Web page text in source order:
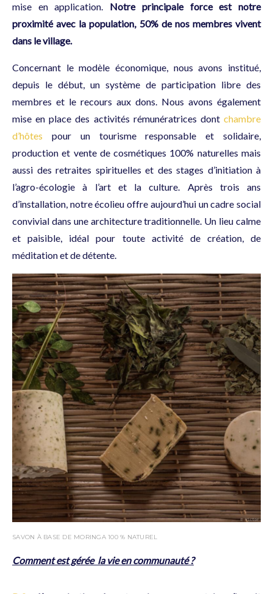
mise en application. Notre principale force est notre
proximité avec la population, 50% de nos membres vivent
dans le village.
Concernant le modèle économique, nous avons institué,
depuis le début, un système de participation libre des
membres et le recours aux dons. Nous avons également
mise en place des activités rémunératrices dont chambre
d’hôtes pour un tourisme responsable et solidaire,
production et vente de cosmétiques 100% naturelles mais
aussi des retraites spirituelles et des stages d’initiation à
l’agro-écologie à l’art et la culture. Après trois ans
d’installation, notre écolieu offre aujourd’hui un cadre social
convivial dans une architecture traditionnelle. Un lieu calme
et paisible, idéal pour toute activité de création, de
méditation et de détente.
SAVON À BASE DE MORINGA 100 % NATUREL
Comment est gérée la vie en communauté ?